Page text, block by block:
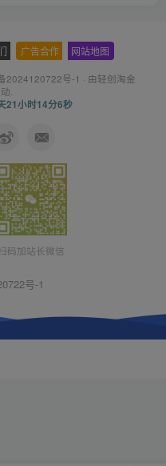
广告合作 网站地图
2024120722号-1 · 由轻创淘金
.
21小时14分7秒
码加站长微信
号-1